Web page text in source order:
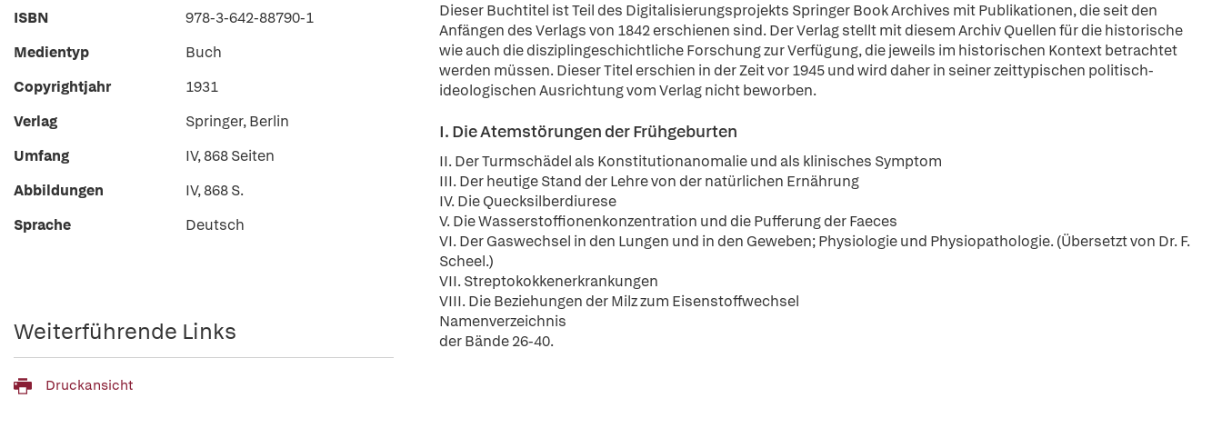
Dieser Buchtitel ist Teil des Digitalisierungsprojekts Springer Book Archives mit Publikationen, die seit den
Anfängen des Verlags von 1842 erschienen sind. Der Verlag stellt mit diesem Archiv Quellen für die historische
wie auch die disziplingeschichtliche Forschung zur Verfügung, die jeweils im historischen Kontext betrachtet
werden müssen. Dieser Titel erschien in der Zeit vor 1945 und wird daher in seiner zeittypischen politisch-
ideologischen Ausrichtung vom Verlag nicht beworben.
I. Die Atemstörungen der Frühgeburten
II. Der Turmschädel als Konstitutionanomalie und als klinisches Symptom
III. Der heutige Stand der Lehre von der natürlichen Ernährung
IV. Die Quecksilberdiurese
V. Die Wasserstoffionenkonzentration und die Pufferung der Faeces
VI. Der Gaswechsel in den Lungen und in den Geweben; Physiologie und Physiopathologie. (Übersetzt von Dr. F.
Scheel.)
VII. Streptokokkenerkrankungen
VIII. Die Beziehungen der Milz zum Eisenstoffwechsel
Namenverzeichnis
der Bände 26-40.
ISBN
978-3-642-88790-1
Medientyp
Buch
Copyrightjahr
1931
Verlag
Springer, Berlin
Umfang
IV, 868 Seiten
Abbildungen
IV, 868 S.
Sprache
Deutsch
Weiterführende Links
Druckansicht